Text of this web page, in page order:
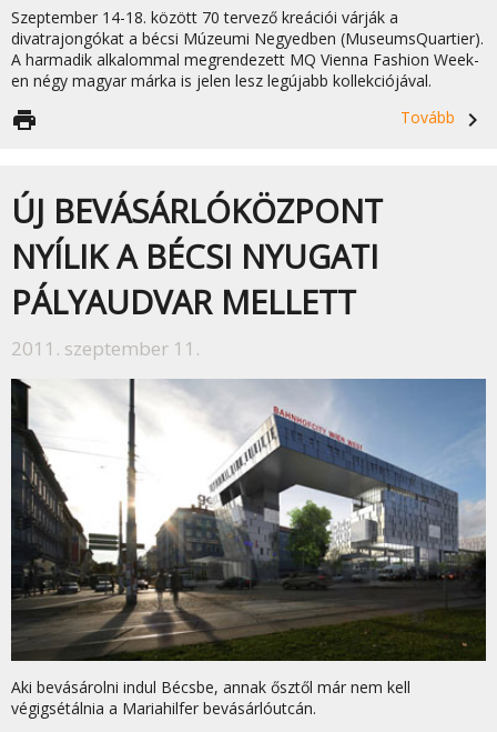
Szeptember 14-18. között 70 tervező kreációi várják a
divatrajongókat a bécsi Múzeumi Negyedben (MuseumsQuartier).
A harmadik alkalommal megrendezett MQ Vienna Fashion Week-
en négy magyar márka is jelen lesz legújabb kollekciójával.
Tovább
navigate_next
print
ÚJ BEVÁSÁRLÓKÖZPONT
NYÍLIK A BÉCSI NYUGATI
PÁLYAUDVAR MELLETT
2011. szeptember 11.
Aki bevásárolni indul Bécsbe, annak ősztől már nem kell
végigsétálnia a Mariahilfer bevásárlóutcán.